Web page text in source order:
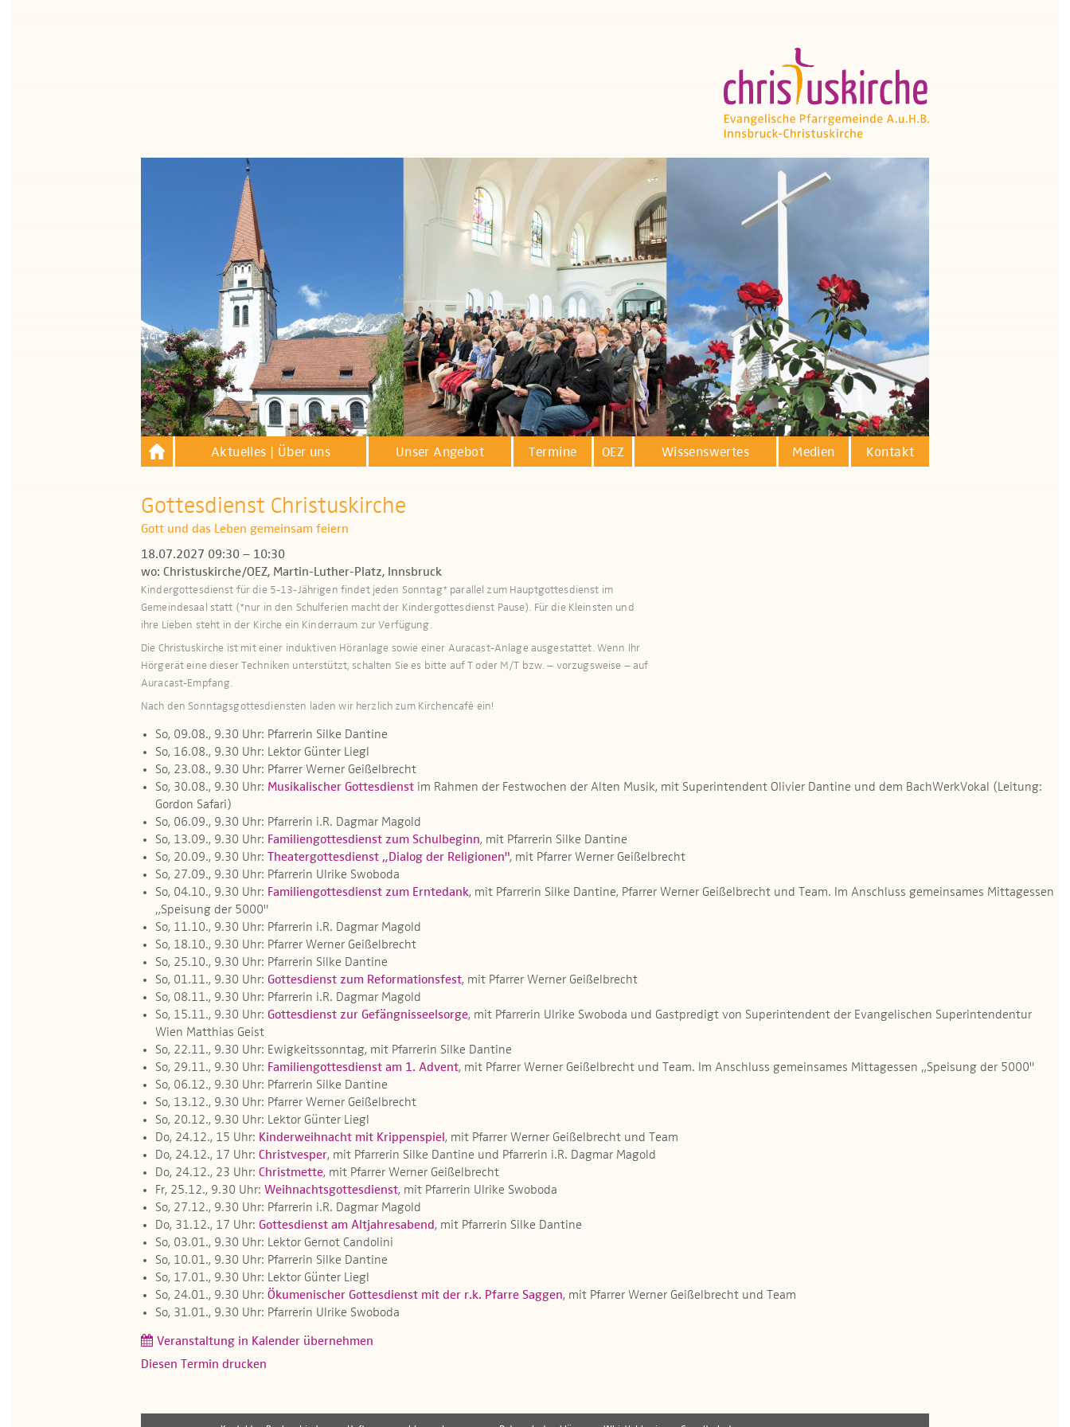
Aktuelles | Über uns Unser Angebot Termine OEZ Wissenswertes Medien Kontakt
Gottesdienst Christuskirche
Gott und das Leben gemeinsam feiern
18.07.2027 09:30 – 10:30
wo: Christuskirche/OEZ, Martin-Luther-Platz, Innsbruck
Kindergottesdienst für die 5-13-Jährigen findet jeden Sonntag* parallel zum Hauptgottesdienst im
Gemeindesaal statt (*nur in den Schulferien macht der Kindergottesdienst Pause). Für die Kleinsten und
ihre Lieben steht in der Kirche ein Kinderraum zur Verfügung.​​​
Die Christuskirche ist mit einer induktiven Höranlage sowie einer Auracast-Anlage ausge­stattet. Wenn Ihr
Hör­gerät eine dieser Techniken unterstützt, schalten Sie es bitte auf T oder M/T bzw. – vorzugsweise – auf
Auracast-Empfang.
Nach den Sonntagsgottesdiensten laden wir herzlich zum Kirchencafé ein!
So, 09.08., 9.30 Uhr: Pfarrerin Silke Dantine
So, 16.08., 9.30 Uhr: Lektor Günter Liegl
So, 23.08., 9.30 Uhr: Pfarrer Werner Geißelbrecht
So, 30.08., 9.30 Uhr: Musikalischer Gottesdienst im Rahmen der Festwochen der Alten Musik, mit Superintendent Olivier Dantine und dem BachWerkVokal (Leitung:
Gordon Safari)
So, 06.09., 9.30 Uhr: Pfarrerin i.R. Dagmar Magold
So, 13.09., 9.30 Uhr: Familiengottesdienst zum Schulbeginn, mit Pfarrerin Silke Dantine
So, 20.09., 9.30 Uhr:
Theatergottesdienst „Dialog der Religionen", mit Pfarrer Werner Geißelbrecht
So, 27.09., 9.30 Uhr: Pfarrerin Ulrike Swoboda
So, 04.10., 9.30 Uhr: Familiengottesdienst zum Erntedank, mit Pfarrerin Silke Dantine, Pfarrer Werner Geißelbrecht und Team. Im Anschluss gemeinsames Mittagessen
„Speisung der 5000"
So, 11.10., 9.30 Uhr: Pfarrerin i.R. Dagmar Magold
So, 18.10., 9.30 Uhr: Pfarrer Werner Geißelbrecht
So, 25.10., 9.30 Uhr: Pfarrerin Silke Dantine
So, 01.11., 9.30 Uhr: Gottesdienst zum Reformationsfest, mit Pfarrer Werner Geißelbrecht
So, 08.11., 9.30 Uhr: Pfarrerin i.R. Dagmar Magold
So, 15.11., 9.30 Uhr: Gottesdienst zur Gefängnisseelsorge, mit Pfarrerin Ulrike Swoboda und Gastpredigt von Superintendent der Evangelischen Superintendentur
Wien Matthias Geist
So, 22.11., 9.30 Uhr: Ewigkeitssonntag, mit Pfarrerin Silke Dantine
So, 29.11., 9.30 Uhr: Familiengottesdienst am 1. Advent, mit Pfarrer Werner Geißelbrecht und Team. Im Anschluss gemeinsames Mittagessen „Speisung der 5000"
So, 06.12., 9.30 Uhr: Pfarrerin Silke Dantine
So, 13.12., 9.30 Uhr: Pfarrer Werner Geißelbrecht
So, 20.12., 9.30 Uhr: Lektor Günter Liegl
Do, 24.12., 15 Uhr: Kinderweihnacht mit Krippenspiel , mit Pfarrer Werner Geißelbrecht und Team
Do, 24.12., 17 Uhr: Christvesper, mit Pfarrerin Silke Dantine und Pfarrerin i.R. Dagmar Magold
Do, 24.12., 23 Uhr: Christmette, mit Pfarrer Werner Geißelbrecht
Fr, 25.12., 9.30 Uhr: Weihnachtsgottesdienst, mit Pfarrerin Ulrike Swoboda
So, 27.12., 9.30 Uhr: Pfarrerin i.R. Dagmar Magold
Do, 31.12., 17 Uhr: Gottesdienst am Altjahresabend, mit Pfarrerin Silke Dantine
So, 03.01., 9.30 Uhr: Lektor Gernot Candolini
So, 10.01., 9.30 Uhr: Pfarrerin Silke Dantine
So, 17.01., 9.30 Uhr: Lektor Günter Liegl
So, 24.01., 9.30 Uhr: Ökumenischer Gottesdienst mit der r.k. Pfarre Saggen, mit Pfarrer Werner Geißelbrecht und Team
So, 31.01., 9.30 Uhr: Pfarrerin Ulrike Swoboda
Veranstaltung in Kalender übernehmen
Diesen Termin drucken